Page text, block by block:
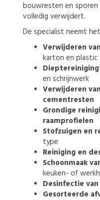
bouwresten en sporen
volledig verwijdert.
De specialist neemt
Verwijderen
karton en plastic
en schrijnwerk
Verwijderen
cementresten
Grondige
raamprofielen
Stofzuigen en
type
Reiniging en
Schoonmaak
keuken- of
Desinfectie
Gesorteerde